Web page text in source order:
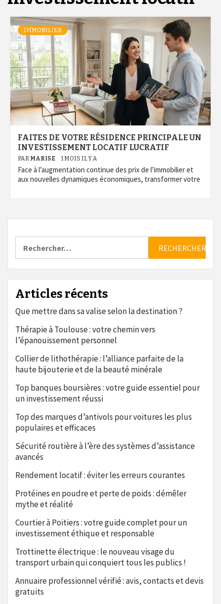
IMMOBILIER
FAITES DE VOTRE RÉSIDENCE PRINCIPALE UN
INVESTISSEMENT LOCATIF LUCRATIF
PAR MARISE 1 MOIS IL Y A
Face à l’augmentation continue des prix de l’immobilier et
aux nouvelles dynamiques économiques, transformer votre
Articles récents
Que mettre dans sa valise selon la destination ?
Thérapie à Toulouse : votre chemin vers
l’épanouissement personnel
Collier de lithothérapie : l’alliance parfaite de la
haute bijouterie et de la beauté minérale
Top banques boursières : votre guide essentiel pour
un investissement réussi
Top des marques d’antivols pour voitures les plus
populaires et efficaces
Sécurité routière à l’ère des systèmes d’assistance
avancés
Rendement locatif : éviter les erreurs courantes
Protéines en poudre et perte de poids : démêler
mythe et réalité
Courtier à Poitiers : votre guide complet pour un
investissement éthique et responsable
Trottinette électrique : le nouveau visage du
transport urbain qui conquiert tous les publics !
Annuaire professionnel vérifié : avis, contacts et devis
gratuits